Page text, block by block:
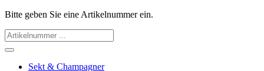
Bitte geben Sie eine Artikelnummer ein.
Sekt & Champagner